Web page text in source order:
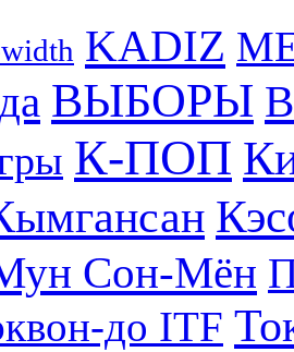
KADIZ
ВЫБОРЫ
К-ПОП
Сон-Мён
до ITF